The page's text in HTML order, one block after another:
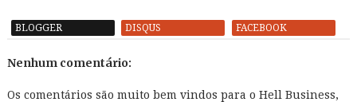
BLOGGER DISQUS FACEBOOK
Nenhum comentário:
Os comentários são muito bem vindos para o Hell Business,